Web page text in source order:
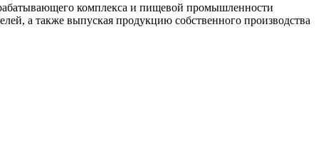
комплекса и пищевой промышленности
а также выпуская продукцию собственного производства